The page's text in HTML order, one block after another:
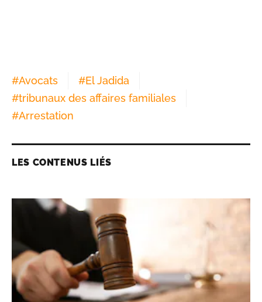
#Avocats #El Jadida
#tribunaux des affaires familiales
#Arrestation
LES CONTENUS LIÉS